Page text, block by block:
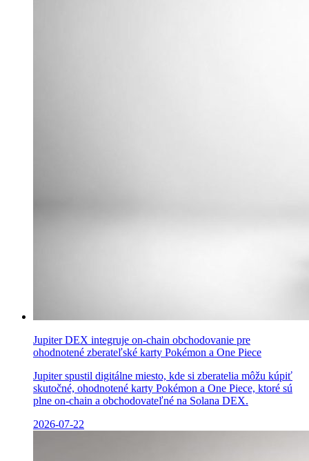
Jupiter DEX integruje on-chain obchodovanie pre
ohodnotené zberateľské karty Pokémon a One Piece
Jupiter spustil digitálne miesto, kde si zberatelia môžu kúpiť
skutočné, ohodnotené karty Pokémon a One Piece, ktoré sú
plne on-chain a obchodovateľné na Solana DEX.
2026-07-22